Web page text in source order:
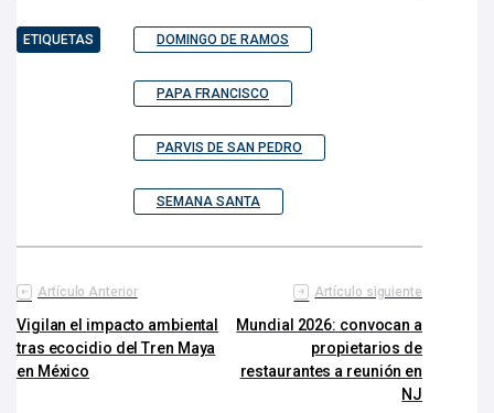
ETIQUETAS DOMINGO DE RAMOS
PAPA FRANCISCO
PARVIS DE SAN PEDRO
SEMANA SANTA
Artículo Anterior
Vigilan el impacto ambiental
tras ecocidio del Tren Maya
en México
Artículo siguiente
Mundial 2026: convocan a
propietarios de
restaurantes a reunión en
NJ